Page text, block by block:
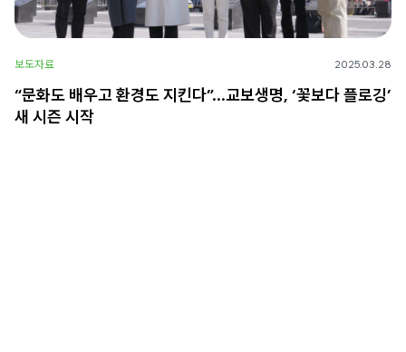
보도자료 2025.03.28
“문화도 배우고 환경도 지킨다”…교보생명, ‘꽃보다 플로깅’
새 시즌 시작